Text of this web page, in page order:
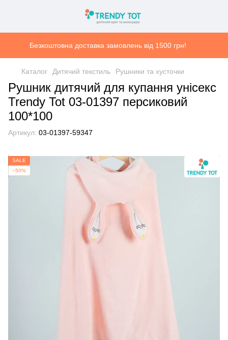
Безкоштовна доставка замовлень від 1500 грн!
Каталог Дитячий текстиль Рушники та хусточки
Рушник дитячий для купання унісекс
Trendy Tot 03-01397 персиковий
100*100
Артикул: 03-01397-59347
SALE
−50%